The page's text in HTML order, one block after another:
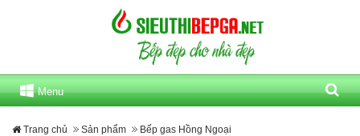
Menu
Trang chủ Sản phẩm
Bếp gas Hồng Ngoại